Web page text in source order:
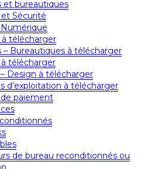
et bureautiques
Sécurité
à télécharger
– Bureautiques à télécharger
télécharger
Design à télécharger
d’exploitation à télécharger
paiement
de bureau reconditionnés ou